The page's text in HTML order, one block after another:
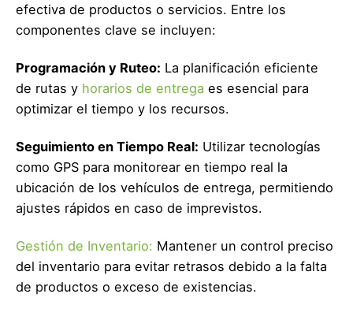
efectiva de productos o servicios. Entre los
componentes clave se incluyen:
Programación y Ruteo: La planificación eficiente
de rutas y horarios de entrega es esencial para
optimizar el tiempo y los recursos.
Seguimiento en Tiempo Real: Utilizar tecnologías
como GPS para monitorear en tiempo real la
ubicación de los vehículos de entrega, permitiendo
ajustes rápidos en caso de imprevistos.
Gestión de Inventario: Mantener un control preciso
del inventario para evitar retrasos debido a la falta
de productos o exceso de existencias.